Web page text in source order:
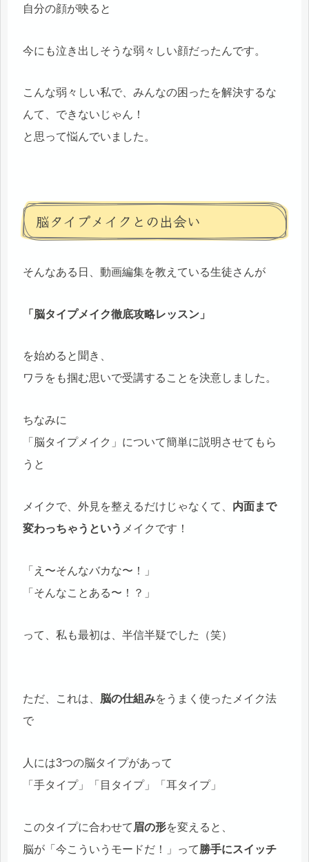
自分の顔が映ると
今にも泣き出しそうな弱々しい顔だったんです。
こんな弱々しい私で、みんなの困ったを解決するな
んて、できないじゃん！
と思って悩んでいました。
脳タイプメイクとの出会い
そんなある日、動画編集を教えている生徒さんが
「脳タイプメイク徹底攻略レッスン」
を始めると聞き、
ワラをも掴む思いで受講することを決意しました。
ちなみに
「脳タイプメイク」について簡単に説明させてもら
うと
メイクで、外見を整えるだけじゃなくて、 内面まで
変わっちゃう という メイクです！
「え〜そんなバカな〜！」
「そんなことある〜！？」
って、私も最初は、半信半疑でした（笑）
ただ、これは、 脳の仕組みをうまく使ったメイク法
で
人には3つの脳タイプがあって
「手タイプ」「目タイプ」「耳タイプ」
このタイプに合わせて 眉の形を変えると、
脳が「今こういうモードだ！」って勝手にスイッチ